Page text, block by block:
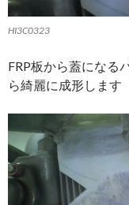
HI3C0323
FRP板から蓋になる
ら綺麗に成形します